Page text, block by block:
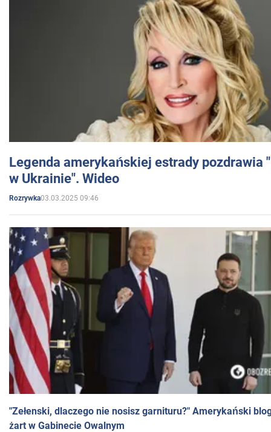
Legenda amerykańskiej estrady pozdrawia
w Ukrainie". Wideo
Rozrywka03.03.2025 09:46
"Zełenski, dlaczego nie nosisz garnituru?" Amerykański
żart w Gabinecie Owalnym